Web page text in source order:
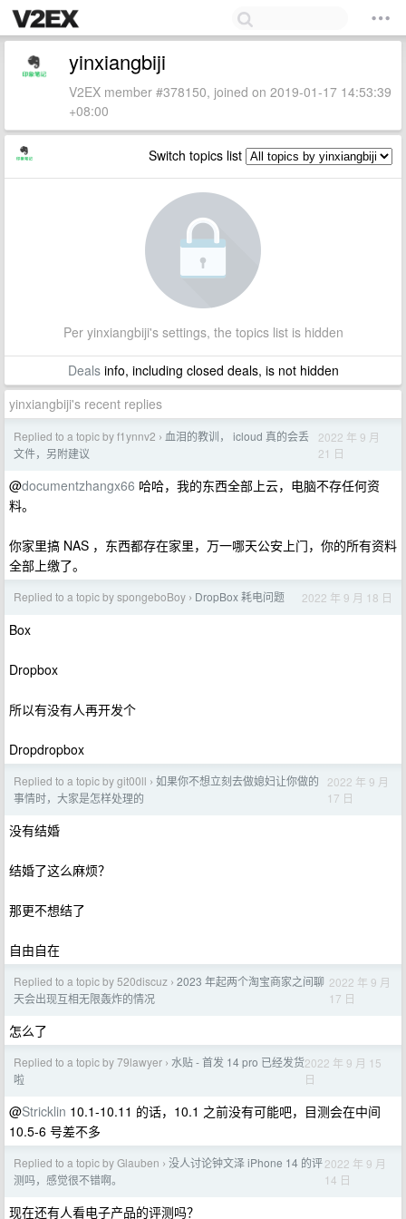
yinxiangbiji
V2EX member #378150, joined on 2019-01-17 14:53:39
+08:00
Switch topics list
Per yinxiangbiji's settings, the topics list is hidden
Dealsinfo, including closed deals, is not hidden
yinxiangbiji's recent replies
Replied to a topic by f1ynnv2 › 血泪的教训， icloud 真的会丢
文件，另附建议
2022 年 9 月
21 日
@documentzhangx66 哈哈，我的东西全部上云，电脑不存任何资
料。
你家里搞 NAS ，东西都存在家里，万一哪天公安上门，你的所有资料
全部上缴了。
Replied to a topic by spongeboBoy › DropBox 耗电问题 2022 年 9 月 18 日
Box
Dropbox
所以有没有人再开发个
Dropdropbox
Replied to a topic by git00ll › 如果你不想立刻去做媳妇让你做的
事情时，大家是怎样处理的
2022 年 9 月
17 日
没有结婚
结婚了这么麻烦？
那更不想结了
自由自在
Replied to a topic by 520discuz › 2023 年起两个淘宝商家之间聊
天会出现互相无限轰炸的情况
2022 年 9 月
17 日
怎么了
Replied to a topic by 79lawyer › 水贴 - 首发 14 pro 已经发货
啦
2022 年 9 月 15
日
@Stricklin 10.1-10.11 的话，10.1 之前没有可能吧，目测会在中间
10.5-6 号差不多
Replied to a topic by Glauben › 没人讨论钟文泽 iPhone 14 的评
测吗，感觉很不错啊。
2022 年 9 月
14 日
现在还有人看电子产品的评测吗？